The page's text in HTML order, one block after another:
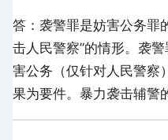
答：袭警罪是妨害公务罪
击人民警察”的情形。袭
害公务（仅针对人民警察
果为要件。暴力袭击辅警